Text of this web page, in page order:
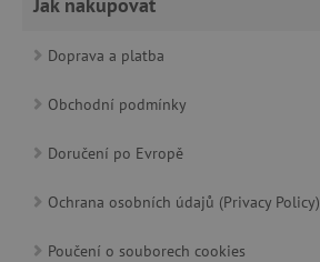
Doprava a platba
Obchodní podmínky
Doručení po Evropě
Ochrana osobních údajů (Privacy Policy)
Poučení o souborech cookies